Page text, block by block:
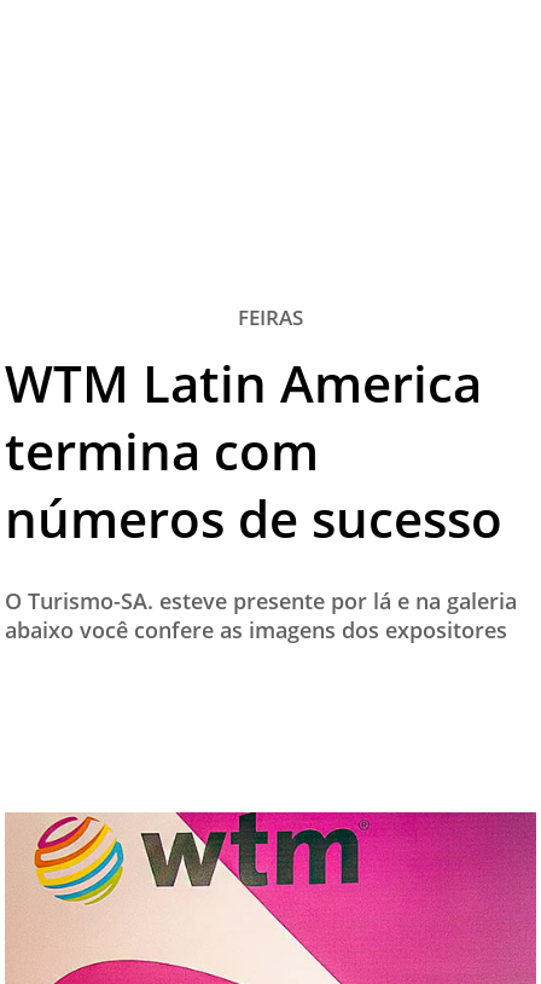
FEIRAS
WTM Latin America
termina com
números de sucesso
O Turismo-SA. esteve presente por lá e na galeria
abaixo você confere as imagens dos expositores